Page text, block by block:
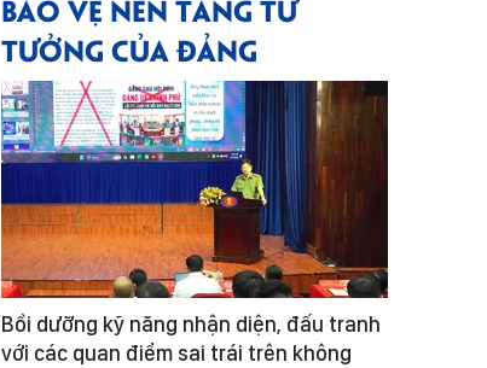
BẢO VỆ NỀN TẢNG TƯ
TƯỞNG CỦA ĐẢNG
Bồi dưỡng kỹ năng nhận diện, đấu tranh
với các quan điểm sai trái trên không